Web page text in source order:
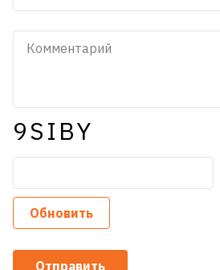
9SIBY
Обновить
Отправить